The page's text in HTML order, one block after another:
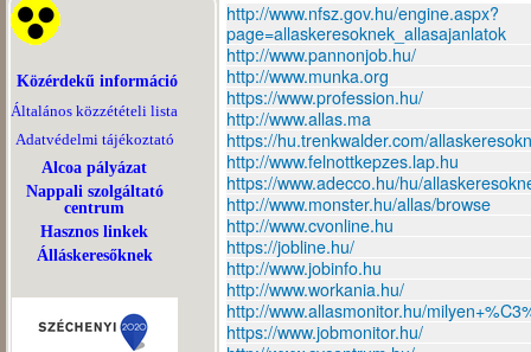
Közérdekű információ
Általános közzétételi lista
Adatvédelmi tájékoztató
Alcoa pályázat
Nappali szolgáltató
centrum
Hasznos linkek
Álláskeresőknek
http://www.nfsz.gov.hu/engine.aspx?
page=allaskeresoknek_allasajanlatok
http://www.pannonjob.hu/
http://www.munka.org
https://www.profession.hu/
http://www.allas.ma
https://hu.trenkwalder.com/
http://www.felnottkepzes.lap.hu
https://www.adecco.hu/hu/
http://www.monster.hu/allas/browse
http://www.cvonline.hu
https://jobline.hu/
http://www.jobinfo.hu
http://www.workania.hu/
http://www.allasmonitor.hu/
https://www.jobmonitor.hu/